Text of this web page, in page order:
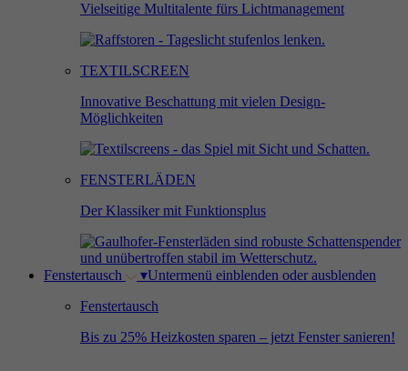
Vielseitige Multitalente fürs Lichtmanagement
TEXTILSCREEN
Innovative Beschattung mit vielen Design-
Möglichkeiten
FENSTERLÄDEN
Der Klassiker mit Funktionsplus
Fenstertausch ▾Untermenü einblenden oder ausblenden
Fenstertausch
Bis zu 25% Heizkosten sparen – jetzt Fenster sanieren!